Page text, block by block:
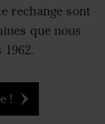
rechange sont
que nous
!